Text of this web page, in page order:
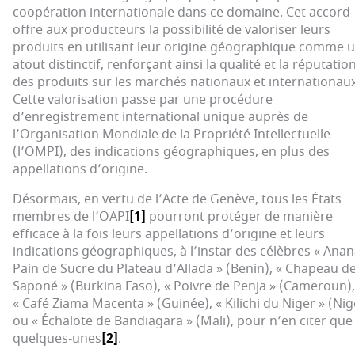
coopération internationale dans ce domaine. Cet accord
offre aux producteurs la possibilité de valoriser leurs
produits en utilisant leur origine géographique comme
atout distinctif, renforçant ainsi la qualité et la
des produits sur les marchés nationaux et
Cette valorisation passe par une procédure
d’enregistrement international unique auprès de
l’Organisation Mondiale de la Propriété Intellectuelle
(l’OMPI), des indications géographiques, en plus des
appellations d’origine.
Désormais, en vertu de l’Acte de Genève, tous les États
membres de l’OAPI[1] pourront protéger de manière
efficace à la fois leurs appellations d’origine et leurs
indications géographiques, à l’instar des célèbres «
Pain de Sucre du Plateau d’Allada » (Benin), « Chapeau
Saponé » (Burkina Faso), « Poivre de Penja » (Cameroun),
« Café Ziama Macenta » (Guinée), « Kilichi du Niger »
ou « Échalote de Bandiagara » (Mali), pour n’en citer que
quelques-unes[2].